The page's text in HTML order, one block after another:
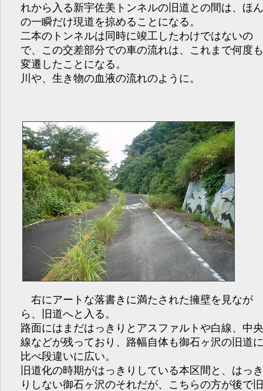
れから入る新宇佐美トンネルの旧道との間は、ほ
の一瞬だけ現道を掠めることになる。
二本のトンネルは同時に竣工したわけではないの
で、この交差部分での車の流れは、これまで何度
変遷したことになる。
川や、生き物の血液の流れのように。
右にアートな落書きに満たされた擁壁を見なが
ら、旧道へと入る。
路面にはまだはっきりとアスファルトや白線、中
線などが残っており、路幅自体も御石ヶ沢の旧道
比べ段違いに広い。
旧道化の時期がはっきりしている本区間と、はっ
りしない御石ヶ沢のそれだが、こちらの方が後で